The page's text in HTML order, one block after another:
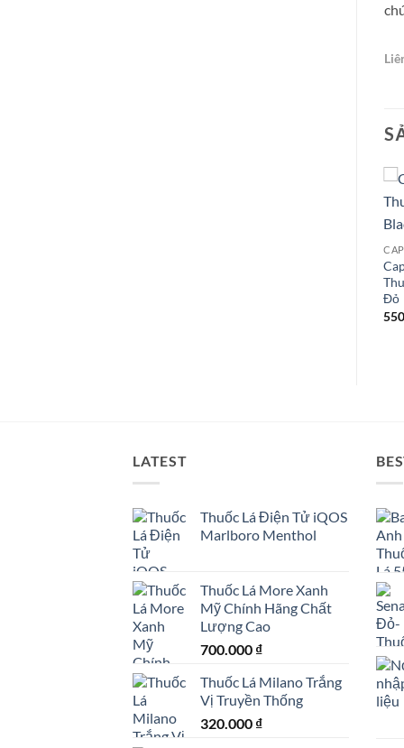
Đỏ
LATEST
Thuốc Lá Điện Tử iQOS
Marlboro Menthol
Thuốc Lá More Xanh
Mỹ Chính Hãng Chất
Lượng Cao
700.000 ₫
Thuốc Lá Milano Trắng
Vị Truyền Thống
320.000 ₫